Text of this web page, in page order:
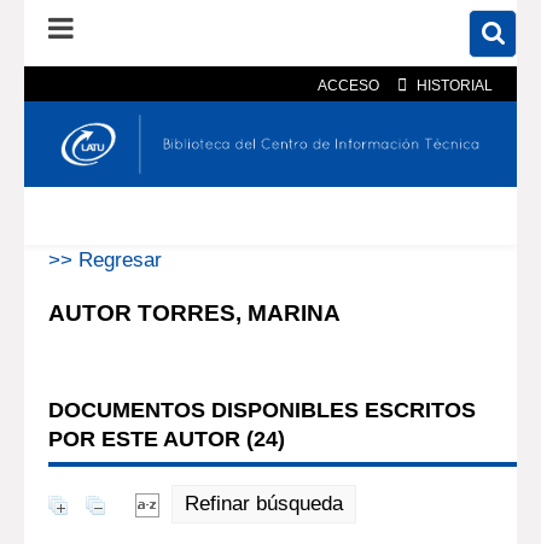
ACCESO HISTORIAL
En el catálogo En el sitio
>> Regresar
AUTOR TORRES, MARINA
DOCUMENTOS DISPONIBLES ESCRITOS
POR ESTE AUTOR (24)
Refinar búsqueda